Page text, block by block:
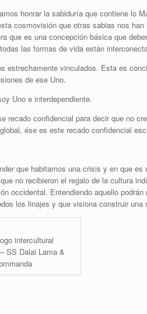
honrar la sabiduría que contiene lo
cosmovisión que otras sabias nos
que es una concepción básica que
las formas de vida están
estrechamente vinculados. Esta es
de ese Uno.
Uno e interdependiente.
recado confidencial para decir que no
ése es este recado confidencial
que habitamos una crisis y en que
no recibieron el regalo de la cultura
occidental. Entendiendo aquello
los linajes y que visiona construir
intercultural
SS Dalai Lama &